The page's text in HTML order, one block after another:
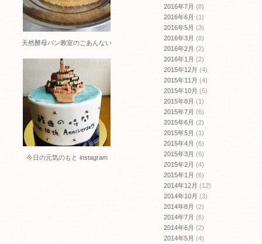
天然酵母パン教室のごあんない
今日の元気のもと instagram
2016年7月 (8)
2016年6月 (1)
2016年5月 (3)
2016年3月 (8)
2016年2月 (2)
2016年1月 (2)
2015年12月 (4)
2015年11月 (4)
2015年10月 (5)
2015年8月 (1)
2015年7月 (6)
2015年6月 (2)
2015年5月 (1)
2015年4月 (6)
2015年3月 (6)
2015年2月 (4)
2015年1月 (6)
2014年12月 (12)
2014年10月 (3)
2014年8月 (2)
2014年7月 (6)
2014年6月 (2)
2014年5月 (4)